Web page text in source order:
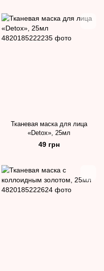
Тканевая маска для лица
«Detox», 25мл
49 грн